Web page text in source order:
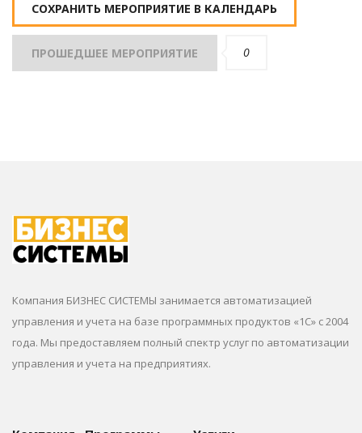
СОХРАНИТЬ МЕРОПРИЯТИЕ В КАЛЕНДАРЬ
ПРОШЕДШЕЕ МЕРОПРИЯТИЕ 0
Компания БИЗНЕС СИСТЕМЫ занимается автоматизацией
управления и учета на базе программных продуктов «1С» с 2004
года. Мы предоставляем полный спектр услуг по автоматизации
управления и учета на предприятиях.